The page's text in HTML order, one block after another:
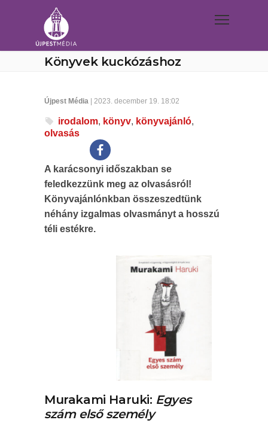
Könyvek kuckózáshoz
Újpest Média | 2023. december 19. 18:02
irodalom, könyv, könyvajánló,
olvasás
A karácsonyi időszakban se
feledkezzünk meg az olvasásról!
Könyvajánlónkban összeszedtünk
néhány izgalmas olvasmányt a hosszú
téli estékre.
Murakami Haruki: Egyes
szám első személy